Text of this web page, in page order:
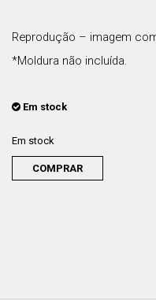
Reprodução – imagem
*Moldura não incluída.
Em stock
Em stock
COMPRAR